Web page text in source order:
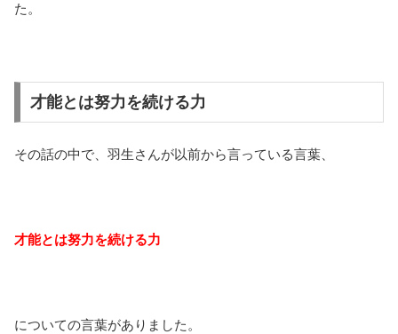
た。
才能とは努力を続ける力
その話の中で、羽生さんが以前から言っている言葉、
才能とは努力を続ける力
についての言葉がありました。